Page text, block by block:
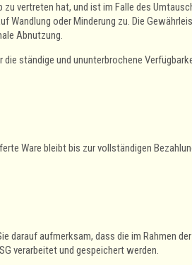
vertreten hat, und ist im Falle des
Wandlung oder Minderung zu. Die
Abnutzung.
ständige und ununterbrochene
Ware bleibt bis zur vollständigen
darauf aufmerksam, dass die im Rahmen
verarbeitet und gespeichert werden.